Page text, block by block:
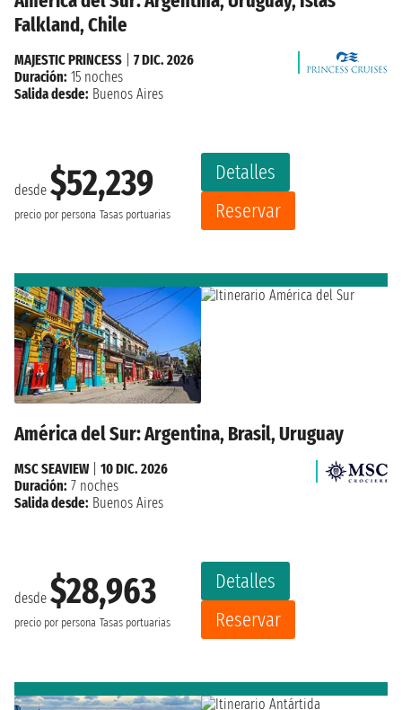
Falkland, Chile
desde $52,239
precio por persona Tasas portuarias
Detalles
Reservar
MAJESTIC PRINCESS
7 DIC. 2026
Duración: 15 noches
Salida desde: Buenos Aires
América del Sur: Argentina, Brasil, Uruguay
desde $28,963
precio por persona Tasas portuarias
Detalles
Reservar
MSC SEAVIEW| 10 DIC. 2026
Duración: 7 noches
Salida desde: Buenos Aires